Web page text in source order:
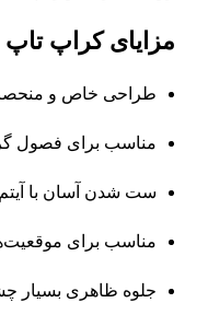
مزایای کراپ
طراحی خاص و
مناسب برای فصول
ست شدن آسان با
مناسب برای
جلوه‌ ظاهری بسیار